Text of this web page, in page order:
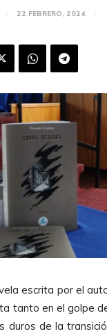
22 FEBRERO, 2024
escrita por el
tanto en el golpe
duros de la